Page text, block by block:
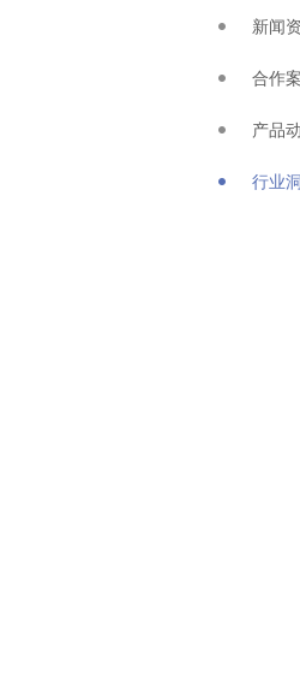
新闻
合作
产品
行业